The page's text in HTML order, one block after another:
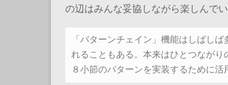
の辺はみんな妥協しながら楽しんでい
「パターンチェイン」機能はしばし
れることもある。本来はひとつなが
８小節のパターンを実装するために活